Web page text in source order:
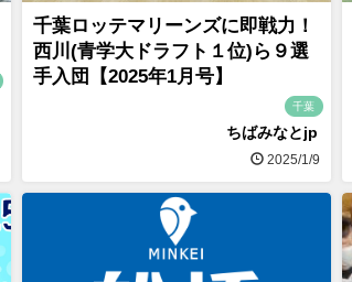
千葉ロッテマリーンズに即戦力！
西川(青学大ドラフト１位)ら９選
手入団【2025年1月号】
千葉
ちばみなとjp
2025/1/9